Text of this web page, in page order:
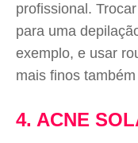
profissional.
para uma
exemplo, e usar
mais finos
4. ACNE